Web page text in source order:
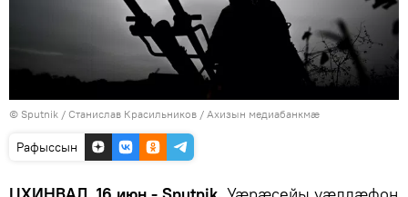
© Sputnik / Станислав Красильников / Ахизын медиабанкмæ
Рафыссын